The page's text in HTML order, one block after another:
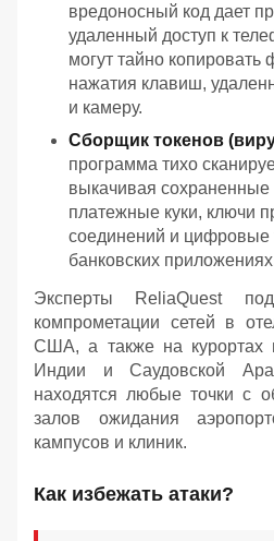
вредоносный код дает
удаленный доступ к
могут тайно
нажатия клавиш,
и камеру.
Сборщик токенов
программа тихо
выкачивая сохраненные
платежные куки, ключи
соединений и цифровые
банковских
Эксперты ReliaQuest
компрометации сетей в
США, а также на курортах
Индии и Саудовской
находятся любые точки с
залов ожидания
кампусов и клиник.
Как избежать атаки?